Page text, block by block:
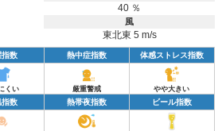
40 ％
風
東北東 5 m/s
指数 熱中症指数 体感ストレス指数
くい 厳重警戒 やや大きい
指数 熱帯夜指数 ビール指数